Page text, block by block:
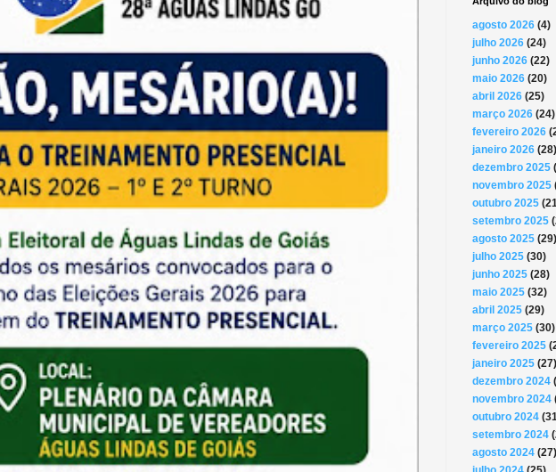
agosto 2026 (4)
julho 2026 (24)
junho 2026 (22)
maio 2026 (20)
abril 2026 (25)
março 2026 (24)
fevereiro 2026
janeiro 2026 (28)
dezembro 2025
novembro 2025
outubro 2025
setembro 2025
agosto 2025 (29)
julho 2025 (30)
junho 2025 (28)
maio 2025 (32)
abril 2025 (29)
março 2025 (30)
fevereiro 2025
janeiro 2025 (27)
dezembro 2024
novembro 2024
outubro 2024
setembro 2024
agosto 2024 (27)